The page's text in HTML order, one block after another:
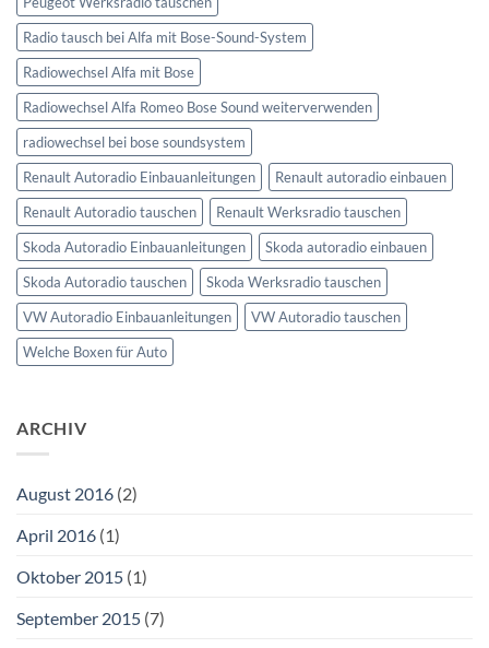
Radio tausch bei Alfa mit Bose-Sound-System
Radiowechsel Alfa mit Bose
Radiowechsel Alfa Romeo Bose Sound weiterverwenden
radiowechsel bei bose soundsystem‎
Renault Autoradio Einbauanleitungen
Renault autoradio einbauen
Renault Autoradio tauschen
Renault Werksradio tauschen
Skoda Autoradio Einbauanleitungen
Skoda autoradio einbauen
Skoda Autoradio tauschen
Skoda Werksradio tauschen
VW Autoradio Einbauanleitungen
VW Autoradio tauschen
Welche Boxen für Auto
ARCHIV
August 2016 (2)
April 2016 (1)
Oktober 2015 (1)
September 2015 (7)